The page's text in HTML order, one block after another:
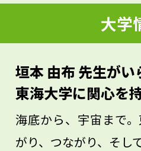
法医をめざす場合、
強が大変になってし
以外にも趣味に打ち込
た後に何がやりたいか
う。
大学
垣本 由布 先生がい
東海大学に関心を
海底から、宇宙まで
がり、つながり、そし